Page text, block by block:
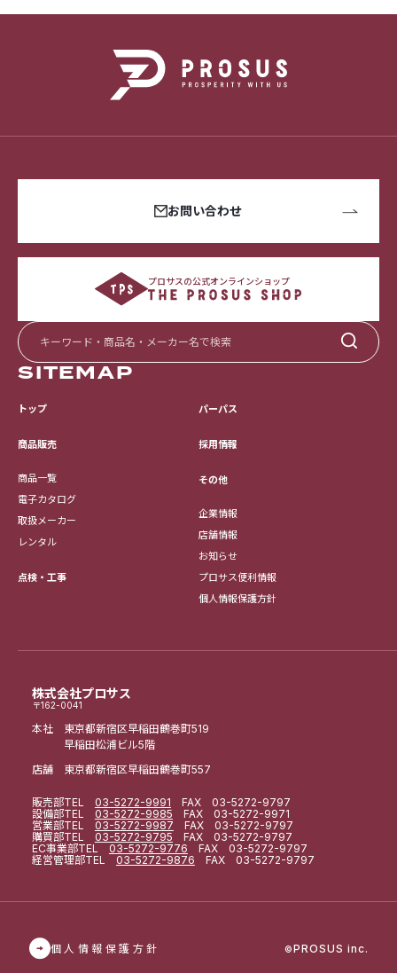
株式会社プロサス
〒162-0041
本社 東京都新宿区早稲田鶴巻町519
早稲田松浦ビル5階
店舗 東京都新宿区早稲田鶴巻町557
販売部TEL 03-5272-9991 FAX 03-5272-9797
設備部TEL 03-5272-9985 FAX 03-5272-9971
営業部TEL 03-5272-9987 FAX 03-5272-9797
購買部TEL 03-5272-9795 FAX 03-5272-9797
EC事業部TEL 03-5272-9776 FAX 03-5272-9797
経営管理部TEL 03-5272-9876 FAX 03-5272-9797
お問い合わせ
プロサスの公式オンラインショップ
SITEMAP
トップ
商品販売
商品一覧
電子カタログ
取扱メーカー
レンタル
点検・工事
パーパス
採用情報
その他
企業情報
店舗情報
お知らせ
プロサス便利情報
個人情報保護方針
個人情報保護方針 ©PROSUS inc.